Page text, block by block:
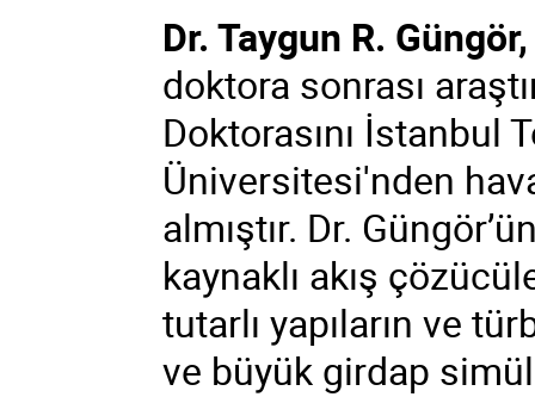
Dr. Taygun R. Güngör,
doktora sonrası
Doktorasını İstanbul
Üniversitesi'nden
almıştır. Dr.
kaynaklı akış
tutarlı yapıların ve
ve büyük girdap